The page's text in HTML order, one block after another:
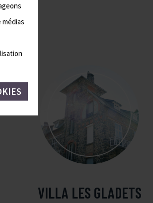
VILLA LES GLADETS